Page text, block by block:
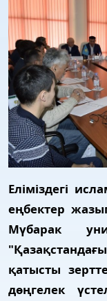
Еліміздегі
еңбектер
Мүбарак
қатысты
дөңгелек